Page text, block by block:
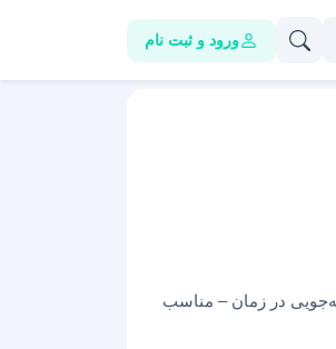
ورود و ثبت نام
در زمان – مناسب